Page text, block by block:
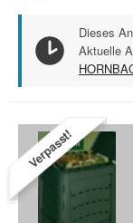
Dieses
Aktuelle
Verpasst!